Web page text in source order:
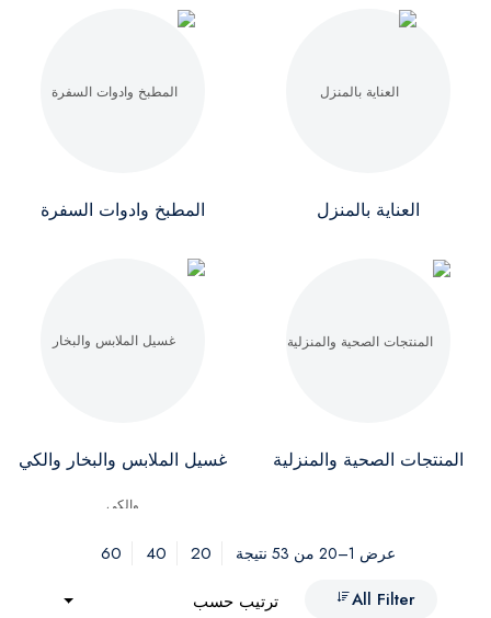
العناية بالمنزل المطبخ وادوات السفرة
المنتجات الصحية والمنزلية غسيل الملابس والبخار والكي
عرض 1–20 من 53 نتيجة 20
40
60
All Filter
ترتيب حسب